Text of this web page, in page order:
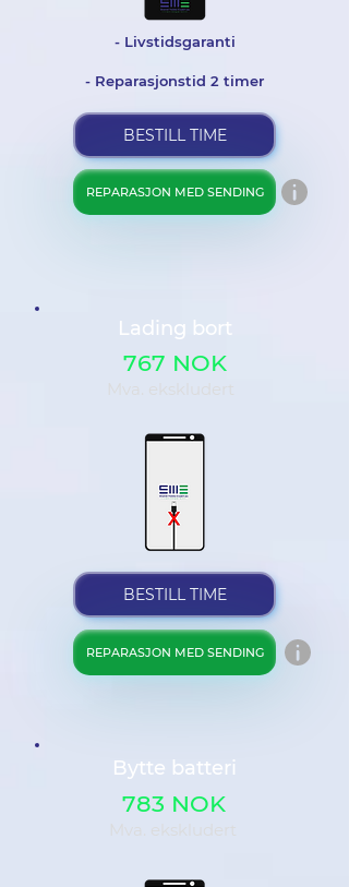
- Livstidsgaranti
- Reparasjonstid 2 timer
BESTILL TIME
REPARASJON MED SENDING
Lading bort
767 NOK
Mva. ekskludert
BESTILL TIME
REPARASJON MED SENDING
Bytte batteri
783 NOK
Mva. ekskludert